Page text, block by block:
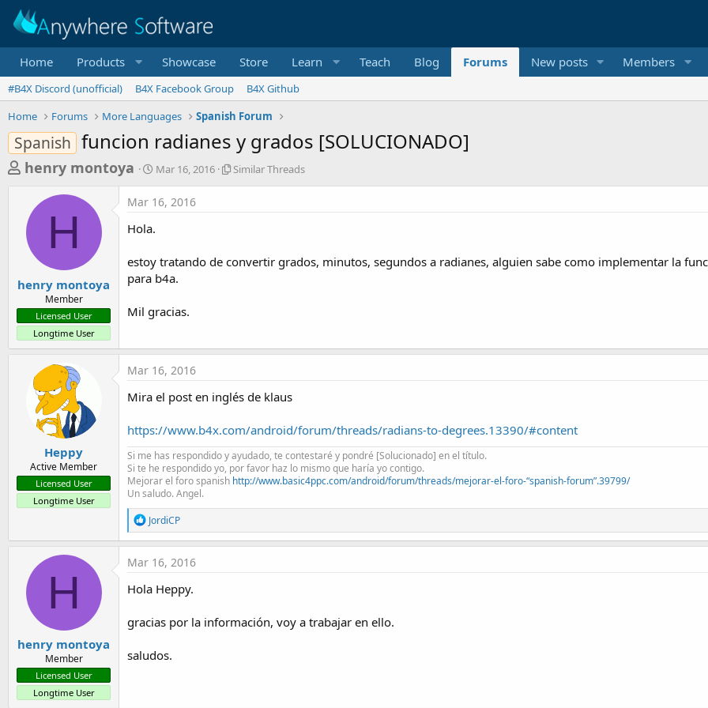
Home Products Showcase Store Learn Teach Blog Forums New posts Members
#B4X Discord (unofficial) B4X Facebook Group
B4X Github
Home
Forums More Languages Spanish Forum
Spanish funcion radianes y grados [SOLUCIONADO]
T
e
a
s
t
a
r
henry montoya
S
r
t
e
Mar 16, 2016
S
T
s
Similar Threads
H
henry montoya
Member
Licensed User
Longtime User
Mar 16, 2016
Hola.
estoy tratando de convertir grados, minutos, segundos a radianes, alguien sabe como implementar la
para b4a.
Mil gracias.
Heppy
Active Member
Licensed User
Longtime User
Mar 16, 2016
Mira el post en inglés de klaus
https://www.b4x.com/android/forum/threads/radians-to-degrees.13390/#content
Si me has respondido y ayudado, te contestaré y pondré [Solucionado] en el título.
Si te he respondido yo, por favor haz lo mismo que haría yo contigo.
Mejorar el foro spanish http://www.basic4ppc.com/android/forum/threads/mejorar-el-foro-“spanish-forum”.39799/
Un saludo. Angel.
R
e
a
o
s
JordiCP
H
henry montoya
Member
Licensed User
Longtime User
Mar 16, 2016
Hola Heppy.
gracias por la información, voy a trabajar en ello.
saludos.